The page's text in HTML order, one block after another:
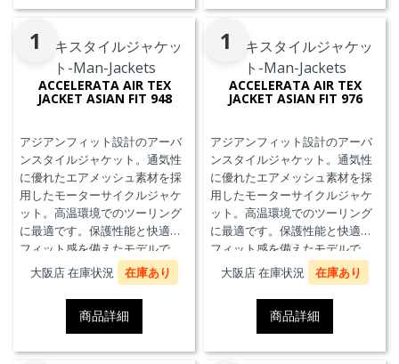
1
ACCELERATA AIR TEX
JACKET ASIAN FIT 948
アジアンフィット設計のアーバ
ンスタイルジャケット。通気性
に優れたエアメッシュ素材を採
用したモーターサイクルジャケ
ット。高温環境でのツーリング
に最適です。保護性能と快適な
フィット感を備えたモデルで
す。
大阪店 在庫状況 在庫あり
商品詳細
1
ACCELERATA AIR TEX
JACKET ASIAN FIT 976
アジアンフィット設計のアーバ
ンスタイルジャケット。通気性
に優れたエアメッシュ素材を採
用したモーターサイクルジャケ
ット。高温環境でのツーリング
に最適です。保護性能と快適な
フィット感を備えたモデルで
す。
大阪店 在庫状況 在庫あり
商品詳細